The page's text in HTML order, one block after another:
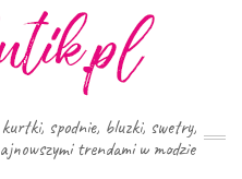
spodnie, bluzki, swetry,
trendami w modzie